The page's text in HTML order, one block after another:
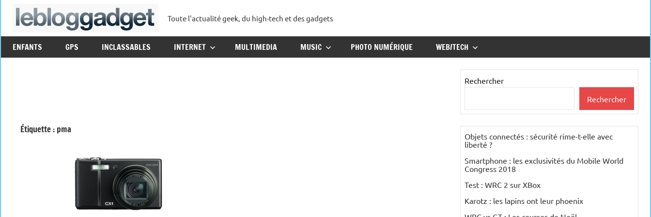
Aller
lebloggadget
Toute l'actualité geek, du high-tech et des gadgets
ENFANTS GPS INCLASSABLES INTERNET MULTIMEDIA MUSIC PHOTO NUMÉRIQUE WEB/TECH
Étiquette : pma
Rechercher
Rechercher
Objets connectés : sécurité rime-t-elle avec
liberté ?
Smartphone : les exclusivités du Mobile World
Congress 2018
Test : WRC 2 sur XBox
Karotz : les lapins ont leur phoenix